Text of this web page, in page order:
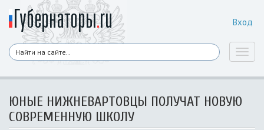
Вход
ЮНЫЕ НИЖНЕВАРТОВЦЫ ПОЛУЧАТ НОВУЮ
СОВРЕМЕННУЮ ШКОЛУ